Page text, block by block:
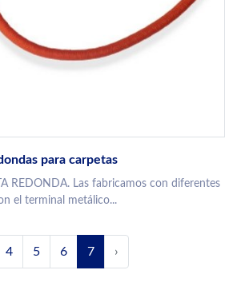
para carpetas
REDONDA. Las fabricamos con diferentes
el terminal metálico...
4 5 6 7 ›